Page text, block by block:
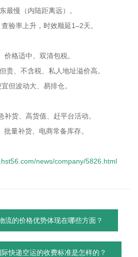
慢（内陆距离远）。
验率上升，时效顺延1–2天。
格适中、双清包税。
、不含税、私人地址溢价高。
但波动大、易排仓。
货、高货值、赶平台活动。
量补货、电商常备库存。
news/company/5826.html
流的价格优势体现在哪些方面？
快递空运的收费标准是怎样的？